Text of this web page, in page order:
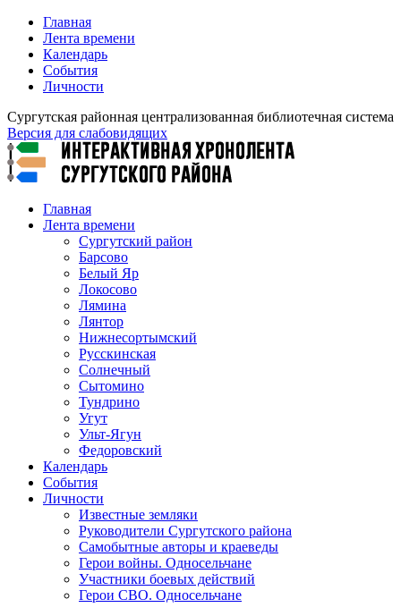
Главная
Лента времени
Календарь
События
Личности
Сургутская районная централизованная библиотечная система
Версия для слабовидящих
Главная
Лента времени
Сургутский район
Барсово
Белый Яр
Локосово
Лямина
Лянтор
Нижнесортымский
Русскинская
Солнечный
Сытомино
Тундрино
Угут
Ульт-Ягун
Федоровский
Календарь
События
Личности
Известные земляки
Руководители Сургутского района
Самобытные авторы и краеведы
Герои войны. Односельчане
Участники боевых действий
Герои СВО. Односельчане